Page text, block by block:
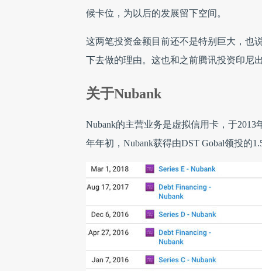
候卡位，为以后的发展留下空间。
这两笔投资金额目前还不是特别巨大，也
下去做的理由。这也和之前腾讯投资印尼
关于Nubank
Nubank的主营业务是虚拟信用卡，于
年年初，Nubank获得由DST Gobal领投的